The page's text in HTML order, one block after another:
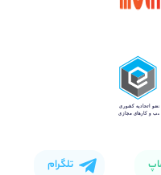
تلگرام